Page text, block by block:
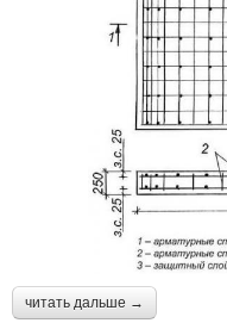
читать дальше →